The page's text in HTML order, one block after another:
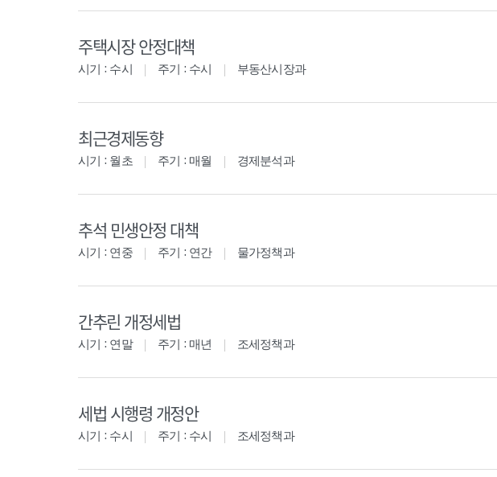
주택시장 안정대책
시기 : 수시 주기 : 수시 부동산시장과
최근경제동향
시기 : 월초 주기 : 매월 경제분석과
추석 민생안정 대책
시기 : 연중 주기 : 연간 물가정책과
간추린 개정세법
시기 : 연말 주기 : 매년 조세정책과
세법 시행령 개정안
시기 : 수시 주기 : 수시 조세정책과